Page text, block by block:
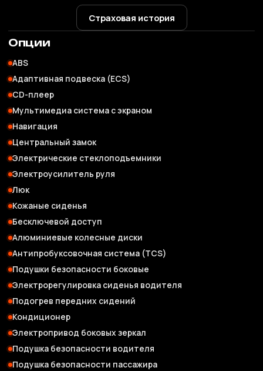
Страховая история
Опции
ABS
Адаптивная подвеска (ECS)
CD-плеер
Мультимедиа система с экраном
Навигация
Центральный замок
Электрические стеклоподъемники
Электроусилитель руля
Люк
Кожаные сиденья
Бесключевой доступ
Алюминиевые колесные диски
Антипробуксовочная система (TCS)
Подушки безопасности боковые
Электрорегулировка сиденья водителя
Подогрев передних сидений
Кондиционер
Электропривод боковых зеркал
Подушка безопасности водителя
Подушка безопасности пассажира